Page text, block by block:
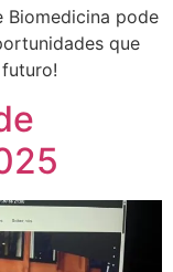
Biomedicina pode
que